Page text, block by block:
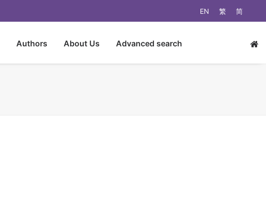
EN 繁 简
Authors About Us Advanced search